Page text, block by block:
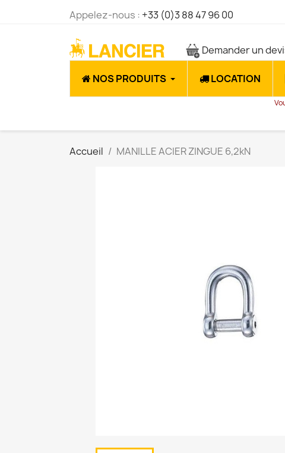
Appelez-nous : +33 (0)3 88 47 96 00
Demander un
NOS PRODUITS LOCATION
Accueil MANILLE ACIER ZINGUE 6,2kN